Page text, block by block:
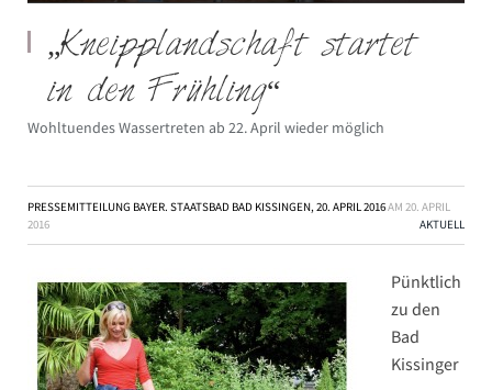
„Kneipplandschaft startet
in den Frühling“
Wohltuendes Wassertreten ab 22. April wieder möglich
PRESSEMITTEILUNG BAYER. STAATSBAD BAD KISSINGEN, 20. APRIL 2016AM 20. APRIL
2016
AKTUELL
Pünktlich
zu den
Bad
Kissinger